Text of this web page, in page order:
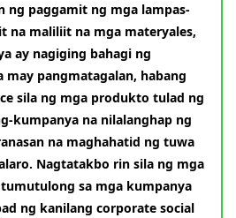
ng paggamit ng mga lampas-
na maliliit na mga materyales,
ay nagiging bahagi ng
may pangmatagalan, habang
sila ng mga produkto tulad ng
kumpanya na nilalanghap ng
na maghahatid ng tuwa
Nagtatakbo rin sila ng mga
sa mga kumpanya
ng kanilang corporate social